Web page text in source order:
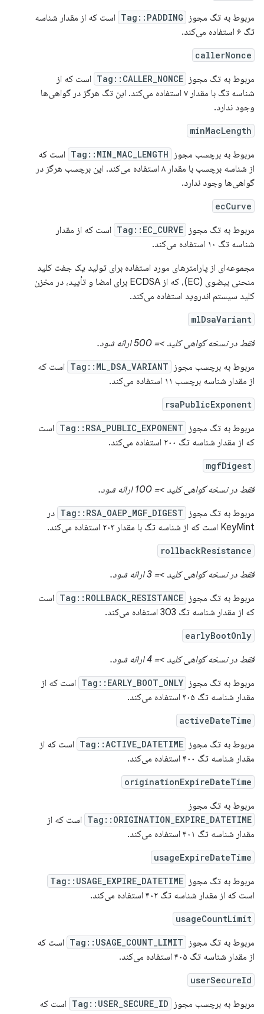
مربوط به تگ مجوز Tag::PADDING است که از مقدار شناسه
تگ ۶ استفاده می‌کند.
callerNonce
مربوط به تگ مجوز Tag::CALLER_NONCE است که از
شناسه تگ با مقدار ۷ استفاده می‌کند. این تگ هرگز در گواهی‌ها
وجود ندارد.
minMacLength
مربوط به برچسب مجوز Tag::MIN_MAC_LENGTH است که
از شناسه برچسب با مقدار ۸ استفاده می‌کند. این برچسب هرگز در
گواهی‌ها وجود ندارد.
ecCurve
مربوط به تگ مجوز Tag::EC_CURVE است که از مقدار
شناسه تگ ۱۰ استفاده می‌کند.
مجموعه‌ای از پارامترهای مورد استفاده برای تولید یک جفت کلید
منحنی بیضوی (EC)، که از ECDSA برای امضا و تأیید، در مخزن
کلید سیستم اندروید استفاده می‌کند.
mlDsaVariant
فقط در نسخه گواهی کلید >= 500 ارائه شود.
مربوط به برچسب مجوز
Tag::ML_DSA_VARIANT است که
از مقدار شناسه برچسب ۱۱ استفاده می‌کند.
rsaPublicExponent
مربوط به تگ مجوز Tag::RSA_PUBLIC_EXPONENT است
که از مقدار شناسه تگ ۲۰۰ استفاده می‌کند.
mgfDigest
فقط در نسخه گواهی کلید >= 100 ارائه شود.
مربوط به تگ مجوز
Tag::RSA_OAEP_MGF_DIGEST در
KeyMint است که از شناسه تگ با مقدار ۲۰۳ استفاده می‌کند.
rollbackResistance
فقط در نسخه گواهی کلید >= 3 ارائه شود.
مربوط به تگ مجوز Tag::ROLLBACK_RESISTANCE است
که از مقدار شناسه تگ 303 استفاده می‌کند.
earlyBootOnly
فقط در نسخه گواهی کلید >= 4 ارائه شود.
مربوط به تگ مجوز Tag::EARLY_BOOT_ONLY است که از
مقدار شناسه تگ ۳۰۵ استفاده می‌کند.
activeDateTime
مربوط به تگ مجوز Tag::ACTIVE_DATETIME است که از
مقدار شناسه تگ ۴۰۰ استفاده می‌کند.
originationExpireDateTime
مربوط به تگ مجوز
Tag::ORIGINATION_EXPIRE_DATETIME است که از
مقدار شناسه تگ ۴۰۱ استفاده می‌کند.
usageExpireDateTime
مربوط به تگ مجوز Tag::USAGE_EXPIRE_DATETIME
است که از مقدار شناسه تگ ۴۰۲ استفاده می‌کند.
usageCountLimit
مربوط به تگ مجوز Tag::USAGE_COUNT_LIMIT است که
از مقدار شناسه تگ ۴۰۵ استفاده می‌کند.
userSecureId
مربوط به برچسب مجوز Tag::USER_SECURE_ID است که